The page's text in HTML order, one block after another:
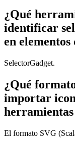
¿Qué
identificar
en elementos
SelectorGadget.
¿Qué
importar
El formato SVG